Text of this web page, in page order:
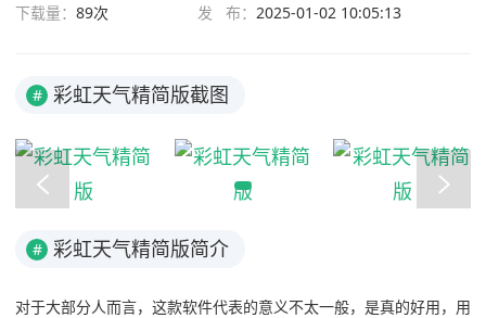
下载量： 89次 发 布： 2025-01-02 10:05:13
# 彩虹天气精简版截图
# 彩虹天气精简版简介
对于大部分人而言，这款软件代表的意义不太一般，是真的好用，用